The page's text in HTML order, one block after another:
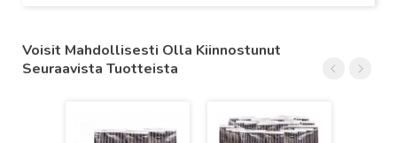
Voisit Mahdollisesti Olla Kiinnostunut
Seuraavista Tuotteista